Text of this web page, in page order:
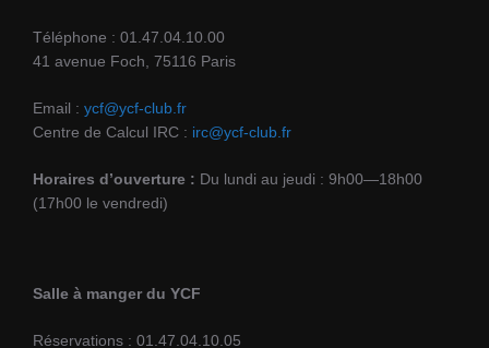
Téléphone : 01.47.04.10.00
41 avenue Foch, 75116 Paris
Email : ycf@ycf-club.fr
Centre de Calcul IRC : irc@ycf-club.fr
Horaires d’ouverture : Du lundi au jeudi : 9h00—18h00
(17h00 le vendredi)
Salle à manger du YCF
Réservations : 01.47.04.10.05